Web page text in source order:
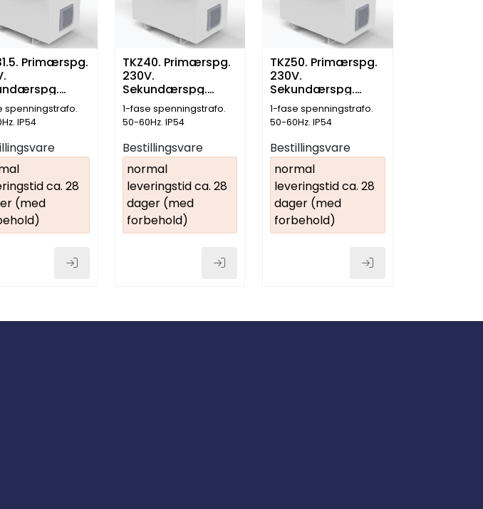
Primærspg.
31.5kVA
spenningstrafo.
IP54
ca. 28
(med
TKZ40. Primærspg.
230V.
Sekundærspg.
230V. 40kVA
1-fase spenningstrafo.
50-60Hz. IP54
Bestillingsvare
normal
leveringstid ca. 28
dager (med
forbehold)
TKZ50. Primærspg.
230V.
Sekundærspg.
230V. 50kVA
1-fase spenningstrafo.
50-60Hz. IP54
Bestillingsvare
normal
leveringstid ca. 28
dager (med
forbehold)